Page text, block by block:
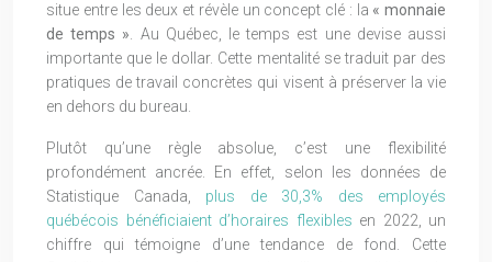
situe entre les deux et révèle un concept clé : la « monnaie
de temps » . Au Québec, le temps est une devise aussi
importante que le dollar. Cette mentalité se traduit par des
pratiques de travail concrètes qui visent à préserver la vie
en dehors du bureau.
Plutôt qu’une règle absolue, c’est une flexibilité
profondément ancrée. En effet, selon les données de
Statistique Canada, plus de 30,3% des employés
québécois bénéficiaient d’horaires flexibles en 2022, un
chiffre qui témoigne d’une tendance de fond. Cette